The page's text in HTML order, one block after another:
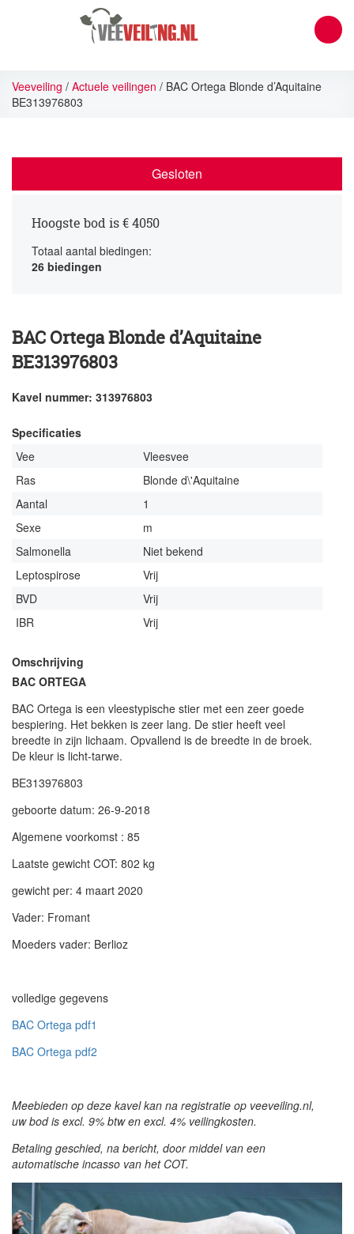
Veeveiling / Actuele veilingen / BAC Ortega Blonde d’Aquitaine
BE313976803
Gesloten
Hoogste bod is €4050
Totaal aantal biedingen:
26 biedingen
BAC Ortega Blonde d’Aquitaine
BE313976803
Kavel nummer: 313976803
Specificaties
Vee
Vleesvee
Ras
Blonde d\'Aquitaine
Aantal
1
Sexe
m
Salmonella
Niet bekend
Leptospirose
Vrij
BVD
Vrij
IBR
Vrij
Omschrijving
BAC ORTEGA
BAC Ortega is een vleestypische stier met een zeer goede
bespiering. Het bekken is zeer lang. De stier heeft veel
breedte in zijn lichaam. Opvallend is de breedte in de broek.
De kleur is licht-tarwe.
BE313976803
geboorte datum: 26-9-2018
Algemene voorkomst : 85
Laatste gewicht COT: 802 kg
gewicht per: 4 maart 2020
Vader: Fromant
Moeders vader: Berlioz
volledige gegevens
BAC Ortega pdf1
BAC Ortega pdf2
Meebieden op deze kavel kan na registratie op veeveiling.nl,
uw bod is excl. 9% btw en excl. 4% veilingkosten.
Betaling geschied, na bericht, door middel van een
automatische incasso van het COT.